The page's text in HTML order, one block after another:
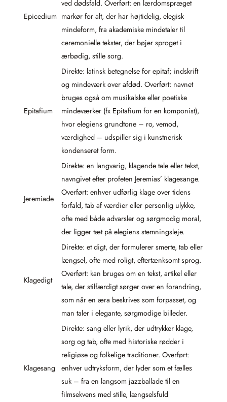
Epicedium
ved dødsfald. Overført: en lærdomspræget
markør for alt, der har højtidelig, elegisk
mindeform, fra akademiske mindetaler til
ceremonielle tekster, der bøjer sproget i
ærbødig, stille sorg.
Epitafium
Direkte: latinsk betegnelse for epitaf; indskrift
og mindeværk over afdød. Overført: navnet
bruges også om musikalske eller poetiske
mindeværker (fx Epitafium for en komponist),
hvor elegiens grundtone – ro, vemod,
værdighed – udspiller sig i kunstnerisk
kondenseret form.
Jeremiade
Direkte: en langvarig, klagende tale eller tekst,
navngivet efter profeten Jeremias’ klagesange.
Overført: enhver udførlig klage over tidens
forfald, tab af værdier eller personlig ulykke,
ofte med både advarsler og sørgmodig moral,
der ligger tæt på elegiens stemningsleje.
Klagedigt
Direkte: et digt, der formulerer smerte, tab eller
længsel, ofte med roligt, eftertænksomt sprog.
Overført: kan bruges om en tekst, artikel eller
tale, der stilfærdigt sørger over en forandring,
som når en æra beskrives som forpasset, og
man taler i elegante, sørgmodige billeder.
Klagesang
Direkte: sang eller lyrik, der udtrykker klage,
sorg og tab, ofte med historiske rødder i
religiøse og folkelige traditioner. Overført:
enhver udtryksform, der lyder som et fælles
suk – fra en langsom jazzballade til en
filmsekvens med stille, længselsfuld